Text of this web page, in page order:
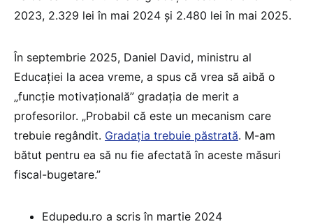
2023, 2.329 lei în mai 2024 și 2.480 lei în mai 2025.
În septembrie 2025, Daniel David, ministru al
Educației la acea vreme, a spus că vrea să aibă o
„funcție motivațională” gradația de merit a
profesorilor. „Probabil că este un mecanism care
trebuie regândit. Gradația trebuie păstrată. M-am
bătut pentru ea să nu fie afectată în aceste măsuri
fiscal-bugetare.”
Edupedu.ro a scris în martie 2024